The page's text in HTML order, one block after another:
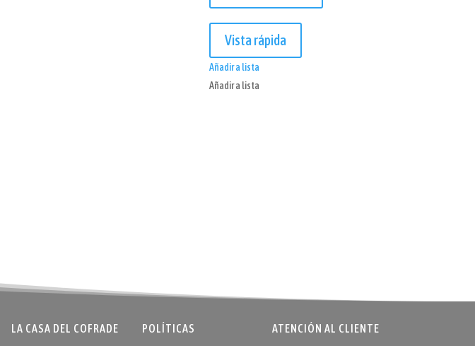
Vista rápida
Añadir a lista
Añadir a lista
LA CASA DEL COFRADE POLÍTICAS ATENCIÓN AL CLIENTE